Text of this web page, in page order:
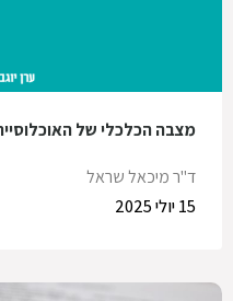
מצבה הכלכלי של
ד"ר מיכאל שראל
15 יולי 2025